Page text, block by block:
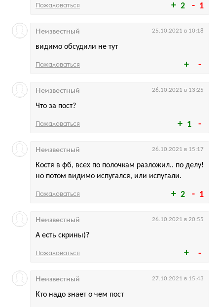
2 1
Пожаловаться
видимо обсудили не тут
Неизвестный 25.10.2021 в 10:18
Пожаловаться
1
Что за пост?
Неизвестный 26.10.2021 в 13:25
Пожаловаться
2 1
Костя в фб, всех по полочкам разложил.. по делу!
но потом видимо испугался, или испугали.
Неизвестный 26.10.2021 в 15:17
Пожаловаться
А есть скрины)?
Неизвестный 26.10.2021 в 20:55
Пожаловаться
Кто надо знает о чем пост
Неизвестный 27.10.2021 в 15:43